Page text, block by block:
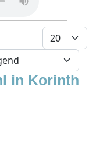
Anzeige #
in Korinth